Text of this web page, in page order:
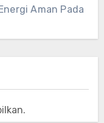
Aman Pada